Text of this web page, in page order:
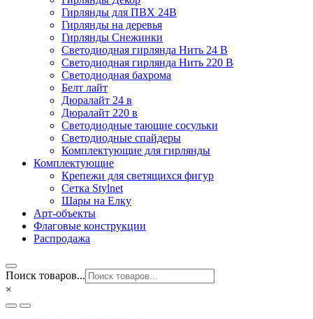
Гирлянды для ПВХ 24В
Гирлянды на деревья
Гирлянды Снежинки
Светодиодная гирлянда Нить 24 В
Светодиодная гирлянда Нить 220 В
Светодиодная бахрома
Белт лайт
Дюралайт 24 в
Дюралайт 220 в
Светодиодные тающие сосульки
Светодиодные спайдеры
Комплектующие для гирлянды
Комплектующие
Крепежи для светящихся фигур
Сетка Stylnet
Шары на Елку
Арт-объекты
Флаговые конструкции
Распродажа
Поиск товаров...
×